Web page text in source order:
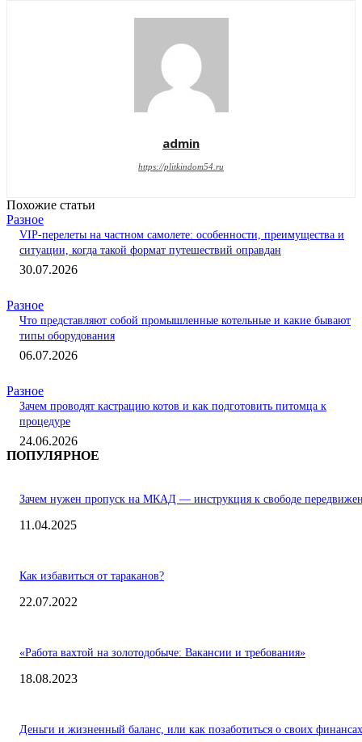
admin
https://plitkindom54.ru
Похожие статьи
Разное
VIP-перелеты на частном самолете: особенности, преимущества и
ситуации, когда такой формат путешествий оправдан
30.07.2026
Разное
Что представляют собой промышленные котельные и какие бывают
типы оборудования
06.07.2026
Разное
Зачем проводят кастрацию котов и как подготовить питомца к
процедуре
24.06.2026
ПОПУЛЯРНОЕ
Зачем нужен пропуск на МКАД — инструкция к свободе
11.04.2025
Как избавиться от тараканов?
22.07.2022
«Работа вахтой на золотодобыче: Вакансии и требования»
18.08.2023
Деньги и жизненный баланс, или как позаботиться о своих финансах